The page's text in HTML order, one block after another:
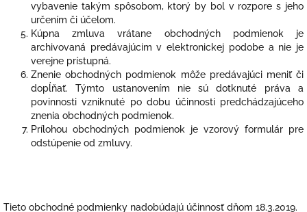
vybavenie takým spôsobom, ktorý by bol v rozpore s jeho
určením či účelom.
Kúpna zmluva vrátane obchodných podmienok je
archivovaná predávajúcim v elektronickej podobe a nie je
verejne prístupná.
Znenie obchodných podmienok môže predávajúci meniť či
dopĺňať. Týmto ustanovením nie sú dotknuté práva a
povinnosti vzniknuté po dobu účinnosti predchádzajúceho
znenia obchodných podmienok.
Prílohou obchodných podmienok je vzorový formulár pre
odstúpenie od zmluvy.
Tieto obchodné podmienky nadobúdajú účinnosť dňom 18.3.2019.